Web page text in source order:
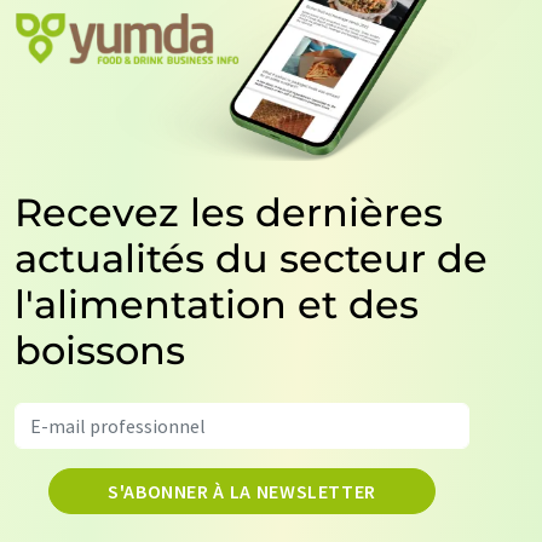
Recevez les dernières
actualités du secteur de
l'alimentation et des
boissons
S'ABONNER À LA NEWSLETTER